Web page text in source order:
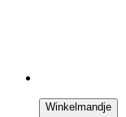
Winkelmandje